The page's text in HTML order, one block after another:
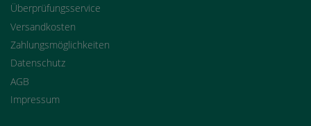
Überprüfungsservice
Versandkosten
Zahlungsmöglichkeiten
Datenschutz
AGB
Impressum